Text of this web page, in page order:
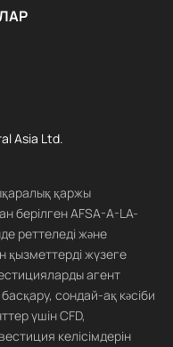
Asia Ltd.
қаржы
берілген AFSA-A-LA-
реттеледі және
қызметтерді жүзеге
агент
басқару, сондай-ақ кәсіби
үшін CFD,
келісімдерін